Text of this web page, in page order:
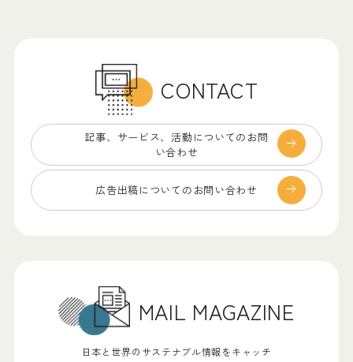
CONTACT
記事、サービス、 活動についてのお問
い合わせ
広告出稿についての お問い合わせ
MAIL MAGAZINE
日本と世界のサステナブル情報をキャッチ